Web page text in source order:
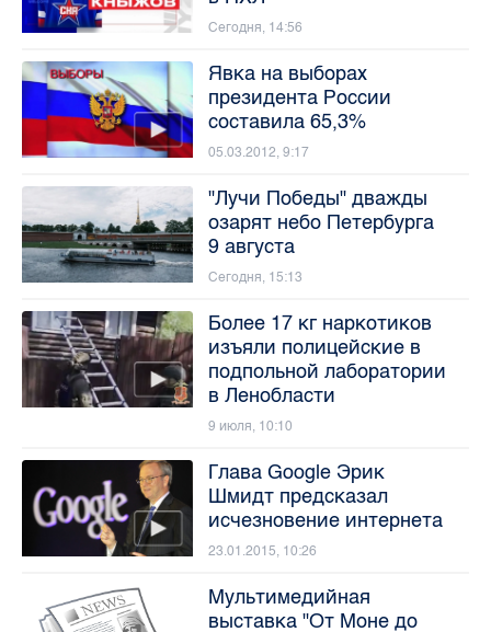
Сегодня, 14:56
Явка на выборах
президента России
составила 65,3%
05.03.2012, 9:17
"Лучи Победы" дважды
озарят небо Петербурга
9 августа
Сегодня, 15:13
Более 17 кг наркотиков
изъяли полицейские в
подпольной лаборатории
в Ленобласти
9 июля, 10:10
Глава Google Эрик
Шмидт предсказал
исчезновение интернета
23.01.2015, 10:26
Мультимедийная
выставка "От Моне до